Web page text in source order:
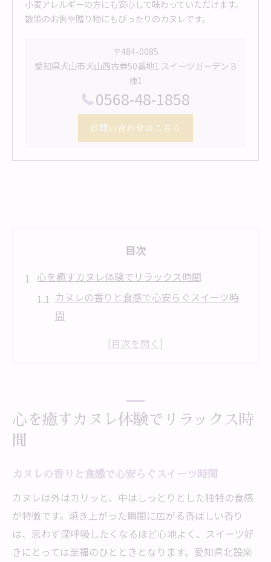
小麦アレルギーの方にも安心して味わっていただけます。
散策のお供や贈り物にもぴったりのカヌレです。
〒484-0085
愛知県犬山市犬山西古券50番地1 スイーツガーデン B
棟1
0568-48-1858
お問い合わせはこちら
目次
心を癒すカヌレ体験でリラックス時間
カヌレの香りと食感で心安らぐスイーツ時
間
スイーツ好きが感じるカヌレの癒し効果と
丁寧な製法が生むカヌレの精神的な安らぎ
カヌレで味わう東栄町ならではのスイーツ
文化
地元食材を生かしたスイーツとカヌレの特
徴
東栄町で出会うカヌレと精神の豊かさ
心を癒すカヌレ体験でリラックス時
間
カヌレの香りと食感で心安らぐスイーツ時間
カヌレは外はカリッと、中はしっとりとした独特の食感
が特徴です。焼き上がった瞬間に広がる香ばしい香り
は、思わず深呼吸したくなるほど心地よく、スイーツ好
きにとっては至福のひとときとなります。愛知県北設楽